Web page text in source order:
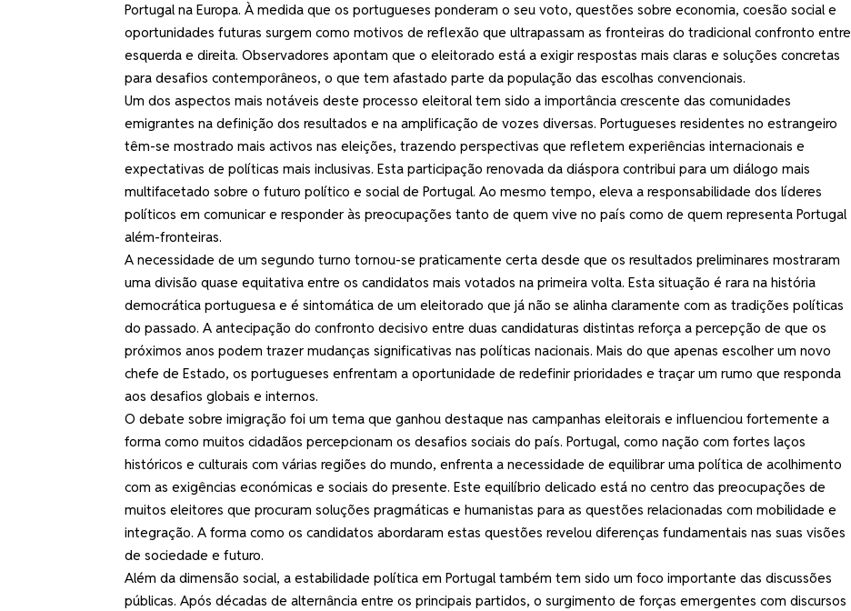
Portugal na Europa. À medida que os portugueses ponderam o seu voto, questões sobre economia, coesão social e
oportunidades futuras surgem como motivos de reflexão que ultrapassam as fronteiras do tradicional confronto entre
esquerda e direita. Observadores apontam que o eleitorado está a exigir respostas mais claras e soluções concretas
para desafios contemporâneos, o que tem afastado parte da população das escolhas convencionais.
Um dos aspectos mais notáveis deste processo eleitoral tem sido a importância crescente das comunidades
emigrantes na definição dos resultados e na amplificação de vozes diversas. Portugueses residentes no estrangeiro
têm-se mostrado mais activos nas eleições, trazendo perspectivas que refletem experiências internacionais e
expectativas de políticas mais inclusivas. Esta participação renovada da diáspora contribui para um diálogo mais
multifacetado sobre o futuro político e social de Portugal. Ao mesmo tempo, eleva a responsabilidade dos líderes
políticos em comunicar e responder às preocupações tanto de quem vive no país como de quem representa Portugal
além-fronteiras.
A necessidade de um segundo turno tornou-se praticamente certa desde que os resultados preliminares mostraram
uma divisão quase equitativa entre os candidatos mais votados na primeira volta. Esta situação é rara na história
democrática portuguesa e é sintomática de um eleitorado que já não se alinha claramente com as tradições políticas
do passado. A antecipação do confronto decisivo entre duas candidaturas distintas reforça a percepção de que os
próximos anos podem trazer mudanças significativas nas políticas nacionais. Mais do que apenas escolher um novo
chefe de Estado, os portugueses enfrentam a oportunidade de redefinir prioridades e traçar um rumo que responda
aos desafios globais e internos.
O debate sobre imigração foi um tema que ganhou destaque nas campanhas eleitorais e influenciou fortemente a
forma como muitos cidadãos percepcionam os desafios sociais do país. Portugal, como nação com fortes laços
históricos e culturais com várias regiões do mundo, enfrenta a necessidade de equilibrar uma política de acolhimento
com as exigências económicas e sociais do presente. Este equilíbrio delicado está no centro das preocupações de
muitos eleitores que procuram soluções pragmáticas e humanistas para as questões relacionadas com mobilidade e
integração. A forma como os candidatos abordaram estas questões revelou diferenças fundamentais nas suas visões
de sociedade e futuro.
Além da dimensão social, a estabilidade política em Portugal também tem sido um foco importante das discussões
públicas. Após décadas de alternância entre os principais partidos, o surgimento de forças emergentes com discursos